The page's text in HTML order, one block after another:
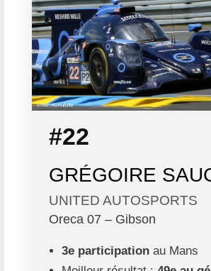
#22
GRÉGOIRE
UNITED AUTOSPORTS
Oreca 07 – Gibson
3e participation au Mans